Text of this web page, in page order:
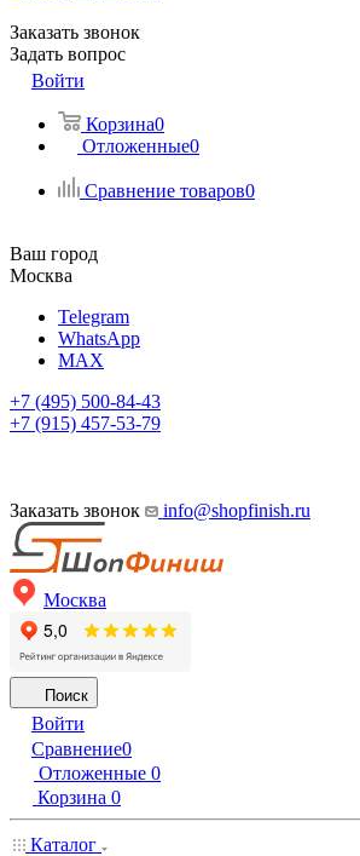
Заказать звонок
Задать вопрос
Войти
Корзина0
Отложенные0
Сравнение товаров0
Ваш город
Москва
Telegram
WhatsApp
MAX
+7 (495) 500-84-43
+7 (915) 457-53-79
Заказать звонок info@shopfinish.ru
Москва
Поиск
Войти
Сравнение0
Отложенные 0
Корзина 0
Каталог